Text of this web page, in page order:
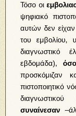
Τόσο οι
ψηφιακό
αυτών δεν
του εμβολίου,
διαγνωστικό
εβδομάδα),
προσκόμιζαν
πιστοποιητικό
συναίνεσαν